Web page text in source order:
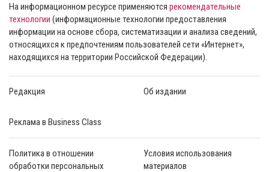
На информационном ресурсе применяются рекомендательные
технологии (информационные технологии предоставления
информации на основе сбора, систематизации и анализа сведений,
относящихся к предпочтениям пользователей сети «Интернет»,
находящихся на территории Российской Федерации).
Редакция Об издании
Реклама в Business Class
Политика в отношении
обработки персональных
Условия использования
материалов